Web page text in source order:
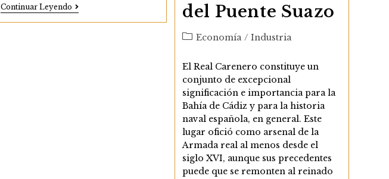
Continuar LeyendoLos
Sopranis
del Puente Suazo
Categoría
la
entrada:
Economía / Industria
El Real Carenero constituye un
conjunto de excepcional
significación e importancia para la
Bahía de Cádiz y para la historia
naval española, en general. Este
lugar ofició como arsenal de la
Armada real al menos desde el
siglo XVI, aunque sus precedentes
puede que se remonten al reinado